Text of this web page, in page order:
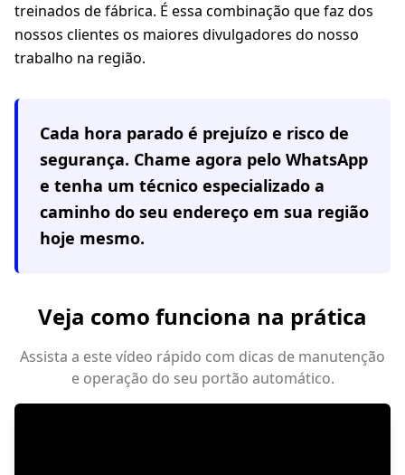
treinados de fábrica. É essa combinação que faz dos
nossos clientes os maiores divulgadores do nosso
trabalho na região.
Cada hora parado é prejuízo e risco de
segurança. Chame agora pelo WhatsApp
e tenha um técnico especializado a
caminho do seu endereço em sua região
hoje mesmo.
Veja como funciona na prática
Assista a este vídeo rápido com dicas de manutenção
e operação do seu portão automático.